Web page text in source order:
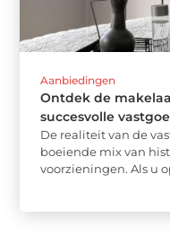
Aanbiedingen
Ontdek de
succesvolle
De realiteit van de
boeiende mix van
voorzieningen. Als u